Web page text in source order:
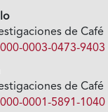
de Café
0003-0473-9403
de Café
0001-5891-1040